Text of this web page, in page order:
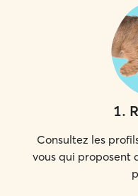
1.
Consultez les
vous qui proposent